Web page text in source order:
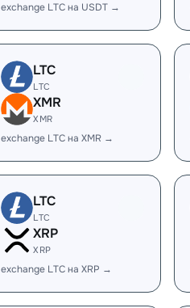
exchange LTC на USDT →
LTC
LTC
XMR
XMR
exchange LTC на XMR →
LTC
LTC
XRP
XRP
exchange LTC на XRP →